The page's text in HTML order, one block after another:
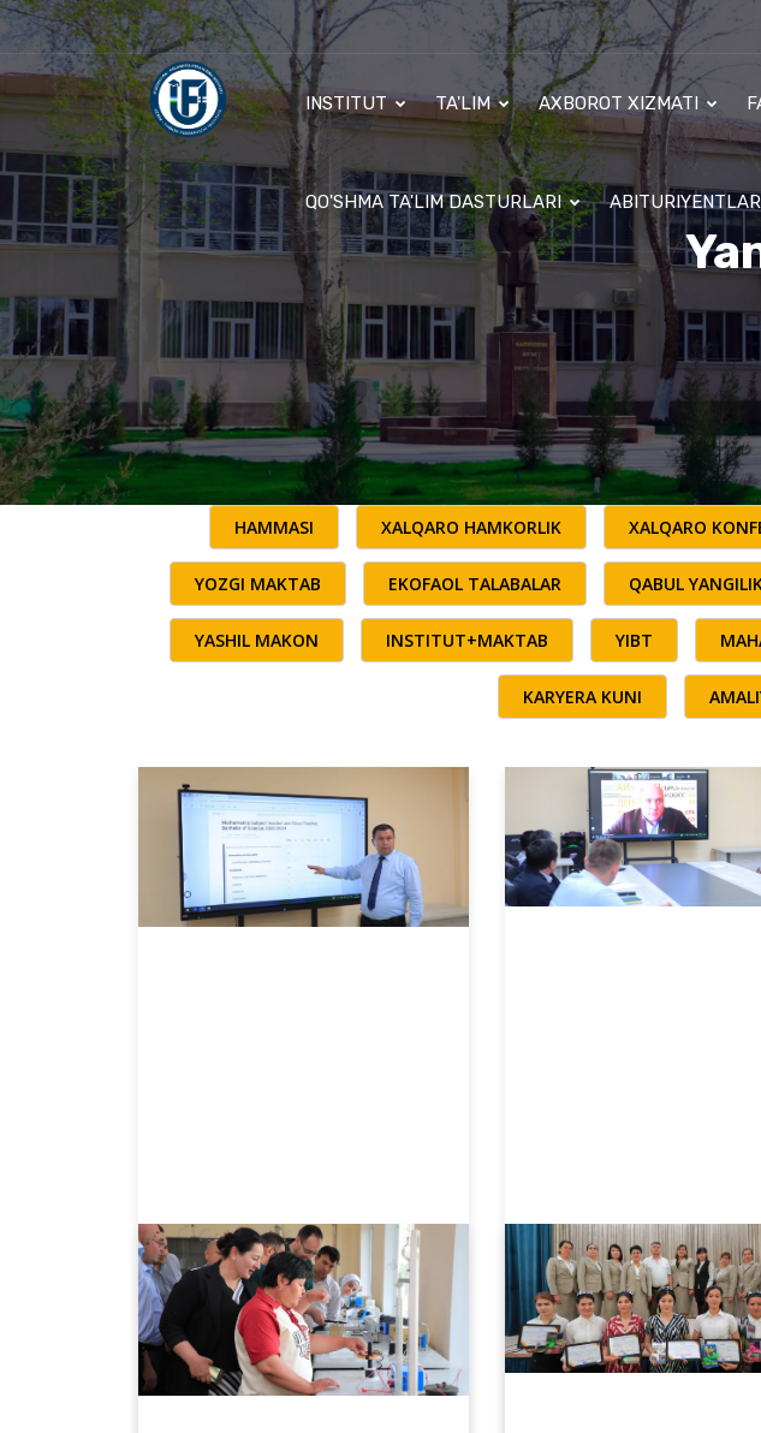
INSTITUT TA'LIM AXBOROT XIZMATI
QO'SHMA TA'LIM DASTURLARI
HAMMASI XALQARO HAMKORLIK XALQARO
YOZGI MAKTAB EKOFAOL TALABALAR QABUL
YASHIL MAKON INSTITUT+MAKTAB YIBT
KARYERA KUNI
05.16.2024 6680 05.16.2024 2274